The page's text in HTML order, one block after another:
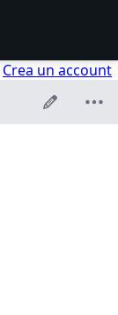
Crea un account